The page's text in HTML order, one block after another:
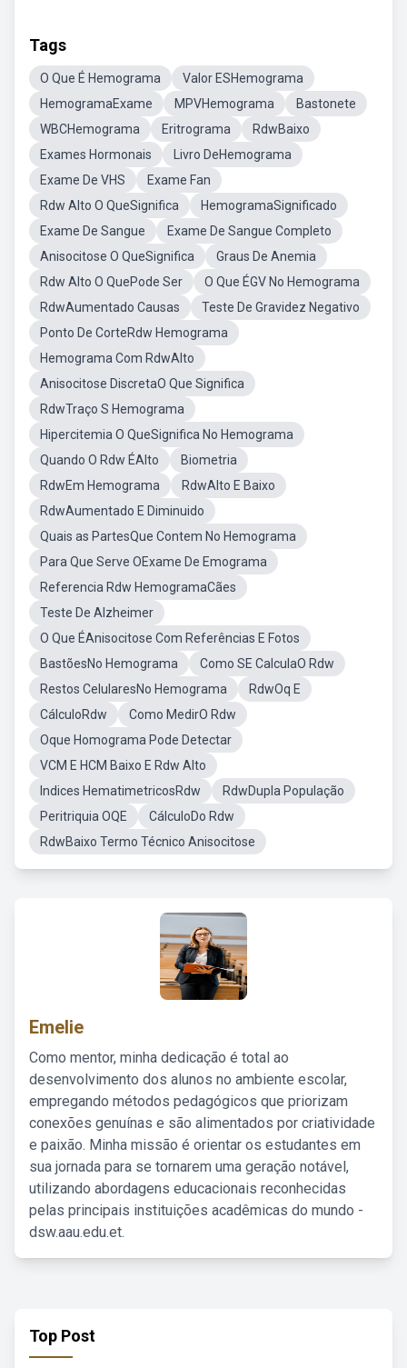
Tags
O Que É Hemograma
Valor ESHemograma
HemogramaExame
MPVHemograma
Bastonete
WBCHemograma
Eritrograma
RdwBaixo
Exames Hormonais
Livro DeHemograma
Exame De VHS
Exame Fan
Rdw Alto O QueSignifica
HemogramaSignificado
Exame De Sangue
Exame De Sangue Completo
Anisocitose O QueSignifica
Graus De Anemia
Rdw Alto O QuePode Ser
O Que ÉGV No Hemograma
RdwAumentado Causas
Teste De Gravidez Negativo
Ponto De CorteRdw Hemograma
Hemograma Com RdwAlto
Anisocitose DiscretaO Que Significa
RdwTraço S Hemograma
Hipercitemia O QueSignifica No Hemograma
Quando O Rdw ÉAlto
Biometria
RdwEm Hemograma
RdwAlto E Baixo
RdwAumentado E Diminuido
Quais as PartesQue Contem No Hemograma
Para Que Serve OExame De Emograma
Referencia Rdw HemogramaCães
Teste De Alzheimer
O Que ÉAnisocitose Com Referências E Fotos
BastõesNo Hemograma
Como SE CalculaO Rdw
Restos CelularesNo Hemograma
RdwOq E
CálculoRdw
Como MedirO Rdw
Oque Homograma Pode Detectar
VCM E HCM Baixo E Rdw Alto
Indices HematimetricosRdw
RdwDupla População
Peritriquia OQE
CálculoDo Rdw
RdwBaixo Termo Técnico Anisocitose
Emelie
Como mentor, minha dedicação é total ao
desenvolvimento dos alunos no ambiente escolar,
empregando métodos pedagógicos que priorizam
conexões genuínas e são alimentados por criatividade
e paixão. Minha missão é orientar os estudantes em
sua jornada para se tornarem uma geração notável,
utilizando abordagens educacionais reconhecidas
pelas principais instituições acadêmicas do mundo -
dsw.aau.edu.et.
Top Post